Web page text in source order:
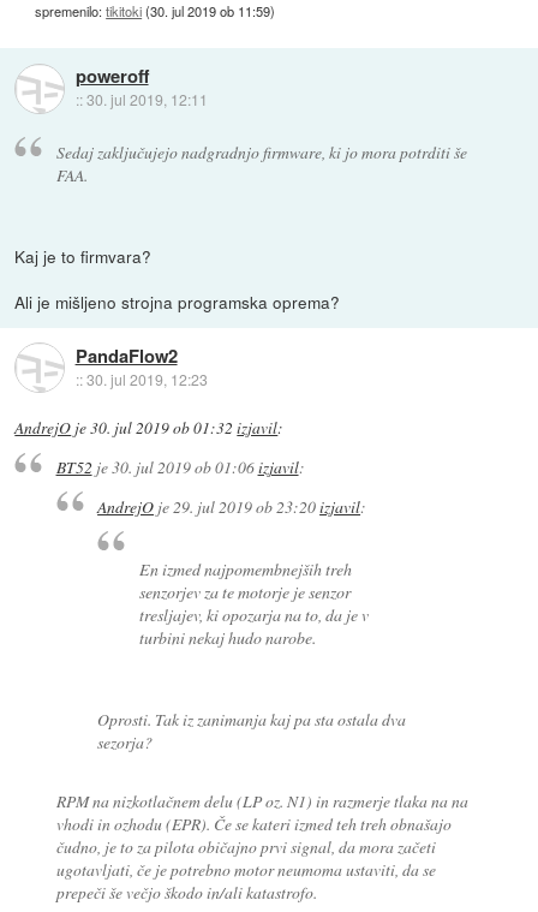
spremenilo:tikitoki(30. jul 2019 ob 11:59)
poweroff
::30. jul 2019, 12:11
Sedaj zaključujejo nadgradnjo firmware, ki jo mora potrditi še
FAA.
Kaj je to firmvara?
Ali je mišljeno strojna programska oprema?
PandaFlow2
::30. jul 2019, 12:23
AndrejO je30. jul 2019 ob 01:32 izjavil:
BT52je30. jul 2019 ob 01:06izjavil:
AndrejO je29. jul 2019 ob 23:20izjavil:
En izmed najpomembnejših treh
senzorjev za te motorje je senzor
tresljajev, ki opozarja na to, da je v
turbini nekaj hudo narobe.
Oprosti. Tak iz zanimanja kaj pa sta ostala dva
sezorja?
RPM na nizkotlačnem delu (LP oz. N1) in razmerje tlaka na na
vhodi in ozhodu (EPR). Če se kateri izmed teh treh obnašajo
čudno, je to za pilota običajno prvi signal, da mora začeti
ugotavljati, če je potrebno motor neumoma ustaviti, da se
prepeči še večjo škodo in/ali katastrofo.